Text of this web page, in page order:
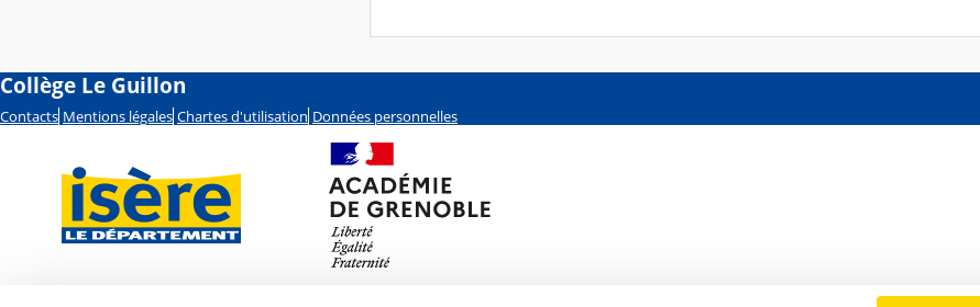
Collège Le Guillon
Contacts Mentions légales Chartes d'utilisation Données personnelles